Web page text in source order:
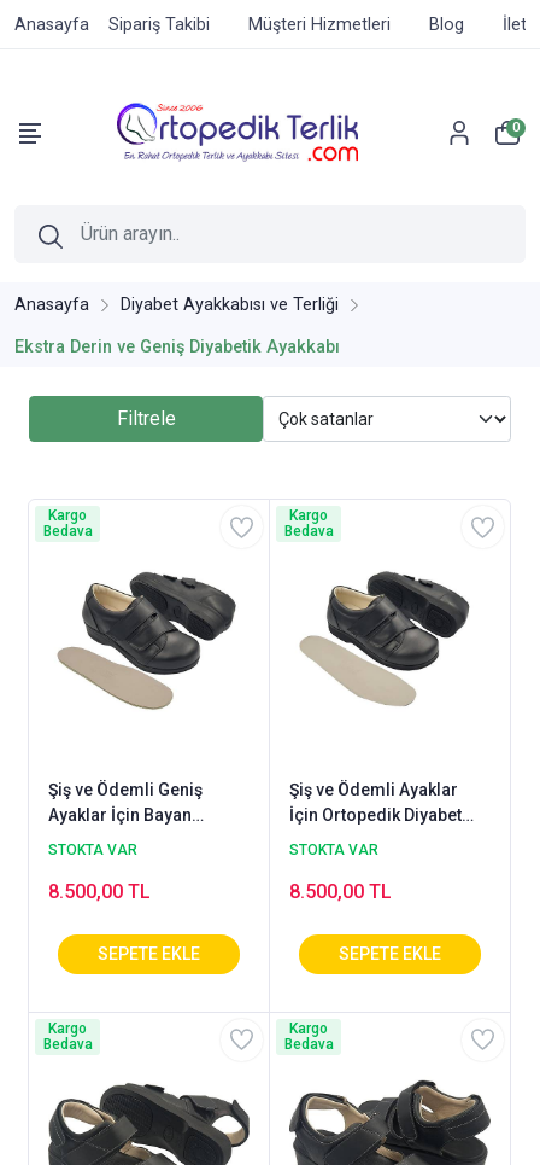
Anasayfa Sipariş Takibi Müşteri Hizmetleri Blog
0
Anasayfa Diyabet Ayakkabısı ve Terliği
Ekstra Derin ve Geniş Diyabetik Ayakkabı
Filtrele
Şiş ve Ödemli Geniş
Ayaklar İçin Bayan
Diyabet Ayakkabısı -
STOKTA VAR
8.500,00 TL
Kargo
Bedava
Şiş ve Ödemli Ayaklar
İçin Ortopedik Diyabet
Ayakkabısı Erkek
STOKTA VAR
8.500,00 TL
Kargo
Bedava
Kargo
Bedava
Kargo
Bedava